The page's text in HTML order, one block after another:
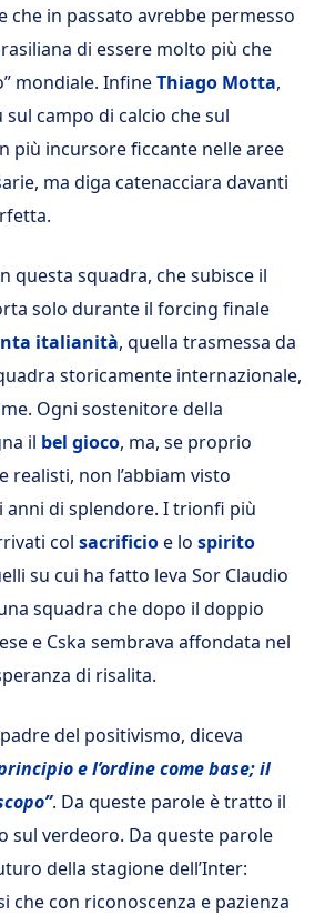
che in passato avrebbe permesso
di essere molto più che
mondiale. InfineThiago Motta,
campo di calcio che sul
più incursore ficcante nelle aree
ma diga catenacciara davanti
questa squadra, che subisce il
solo durante il forcing finale
italianità, quella trasmessa da
storicamente internazionale,
Ogni sostenitore della
il bel gioco, ma, se proprio
realisti, non l’abbiam visto
anni di splendore. I trionfi più
col sacrificioe lo spirito
su cui ha fatto leva Sor Claudio
squadra che dopo il doppio
e Cska sembrava affondata nel
di risalita.
del positivismo, diceva
principio e l’ordine come base; il
. Da queste parole è tratto il
sul verdeoro. Da queste parole
della stagione dell’Inter:
che con riconoscenza e pazienza